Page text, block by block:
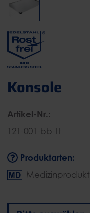
Konsole
Artikel-Nr.:
121-001-bb-tt
Produktarten:
Medizinprodukt